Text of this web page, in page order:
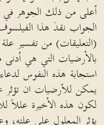
أعلى من ذلك الجوهر
الجواب نقدَ هذا
(التعليقات) من تفسير
بالأرضيات التي هي
استجابة هذه النفوس
يمكن للأرضيات ان تؤثر
لكون هذه الأخيرة عللاً
يؤثر المعلول على علته،